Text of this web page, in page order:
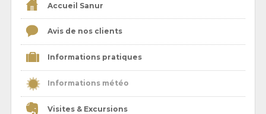
Accueil Sanur
Avis de nos clients
Informations pratiques
Informations météo
Visites & Excursions